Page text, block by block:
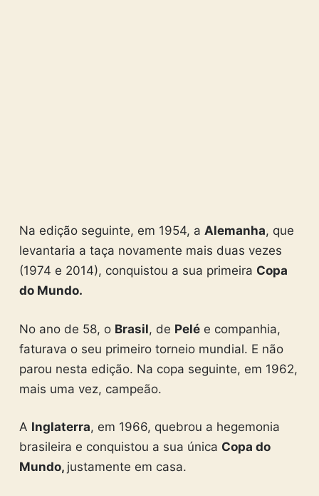
Na edição seguinte, em 1954, a Alemanha, que
levantaria a taça novamente mais duas vezes
(1974 e 2014), conquistou a sua primeira Copa
do Mundo.
No ano de 58, o Brasil, de Pelée companhia,
faturava o seu primeiro torneio mundial. E não
parou nesta edição. Na copa seguinte, em 1962,
mais uma vez, campeão.
A Inglaterra, em 1966, quebrou a hegemonia
brasileira e conquistou a sua única Copa do
Mundo, justamente em casa.